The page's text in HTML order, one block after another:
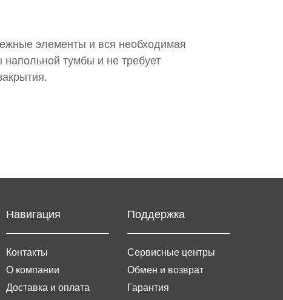
элементы и вся необходимая
тумбы и не требует
Навигация
Контакты
О компании
Доставка и оплата
Поддержка
Сервисные центры
Обмен и возврат
Гарантия